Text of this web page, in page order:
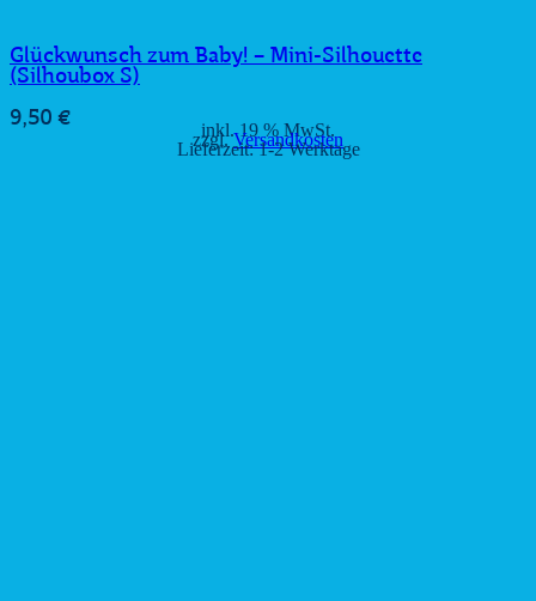
Glückwunsch zum Baby! – Mini-Silhouette
(Silhoubox S)
9,50 € inkl. 19 % MwSt.
zzgl.Versandkosten
Lieferzeit:1-2 Werktage